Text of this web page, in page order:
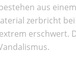
aus
zerbricht
erschwert.